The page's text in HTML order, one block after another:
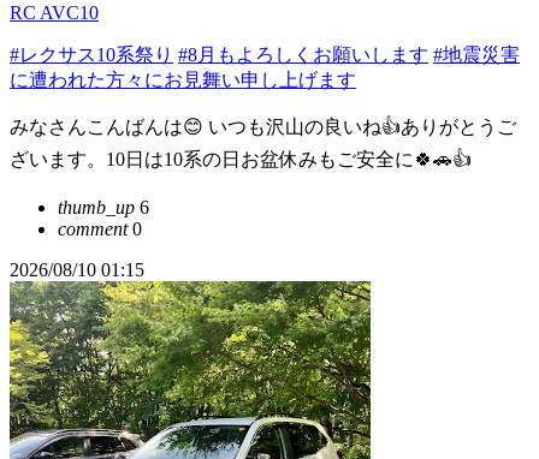
RC AVC10
#レクサス10系祭り #8月もよろしくお願いします #地震災害
に遭われた方々にお見舞い申し上げます
みなさんこんばんは😊 いつも沢山の良いね👍ありがとうご
ざいます。10日は10系の日お盆休みもご安全に🍀🚗👍
thumb_up 6
comment0
2026/08/10 01:15